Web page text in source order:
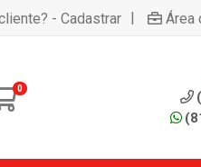
- Cadastrar | Área
0